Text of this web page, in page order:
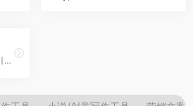
知乎推出的AI搜索引擎，专注于知识问答场景。面向知识获取者，提供知乎内容搜索、智能问答、知识整理等服务，专业知识丰富。